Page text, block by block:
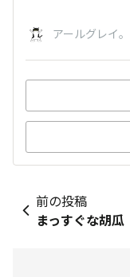
アールグレイ。
前の投稿
まっすぐな胡瓜